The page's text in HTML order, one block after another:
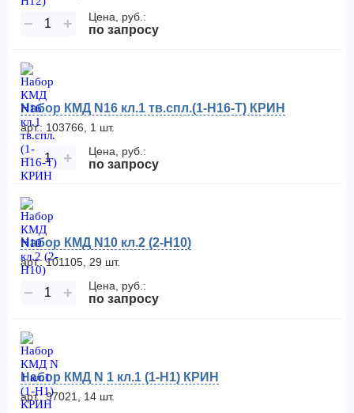
− + Цена, руб.:
по запросу
Набор КМД N16 кл.1 тв.спл.(1-Н16-Т) КРИН
арт.: 103766, 1 шт.
− + Цена, руб.:
по запросу
Набор КМД N10 кл.2 (2-H10)
арт.: 101105, 29 шт.
− + Цена, руб.:
по запросу
Набор КМД N 1 кл.1 (1-Н1) КРИН
арт.: 97021, 14 шт.